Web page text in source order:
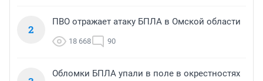
2
ПВО отражает атаку БПЛА в Омской области
18 668 90
Обломки БПЛА упали в поле в окрестностях